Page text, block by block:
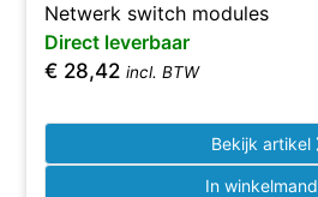
Netwerk switch modules
Direct leverbaar
€ 28,42 incl. BTW
Bekijk artikel
In winkelmand